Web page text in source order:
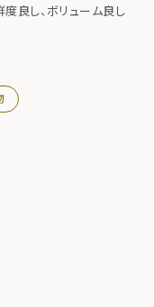
度良し、ボリューム良し